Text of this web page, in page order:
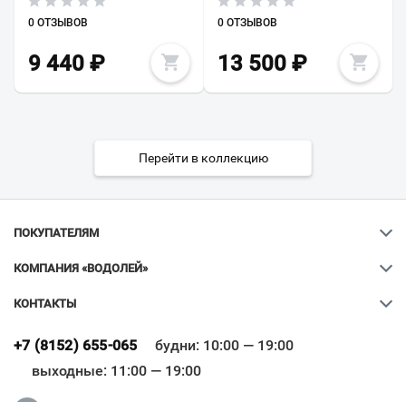
0 ОТЗЫВОВ
9 440 ₽
0 ОТЗЫВОВ
13 500₽
Перейти в коллекцию
ПОКУПАТЕЛЯМ
КОМПАНИЯ «ВОДОЛЕЙ»
КОНТАКТЫ
+7 (8152) 655-065
будни: 10:00 — 19:00
выходные: 11:00 — 19:00
Всё верно